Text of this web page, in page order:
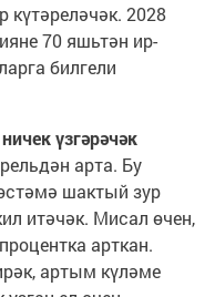
2028
70 яшьтән ир-
билгели
үзгәрәчәк
арта. Бу
шактый зур
итәчәк. Мисал өчен,
арткан.
артым күләме